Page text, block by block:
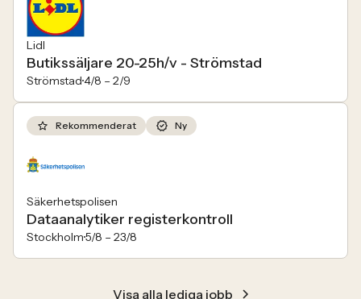
Lidl
Butikssäljare 20-25h/v - Strömstad
Strömstad4/8 – 2/9
Rekommenderat Ny
Säkerhetspolisen
Dataanalytiker registerkontroll
Stockholm5/8 – 23/8
Visa alla lediga jobb